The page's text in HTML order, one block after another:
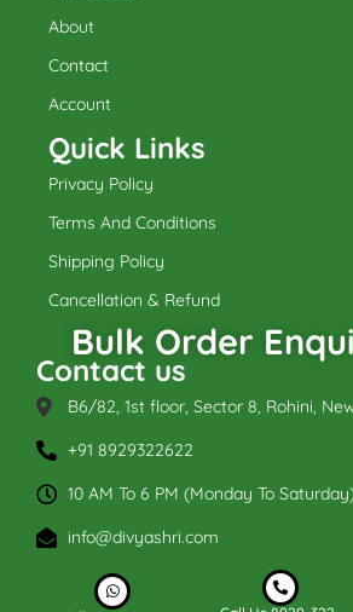
About
Contact
Account
Quick Links
Privacy Policy
Terms And Conditions
Shipping Policy
Cancellation & Refund
Bulk Order
Contact us
B6/82, 1st floor, Sector 8, Rohini,
+91 8929322622
10 AM To 6 PM (Monday To
info@divyashri.com